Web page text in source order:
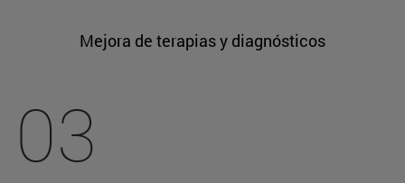
Mejora de terapias y diagnósticos
03